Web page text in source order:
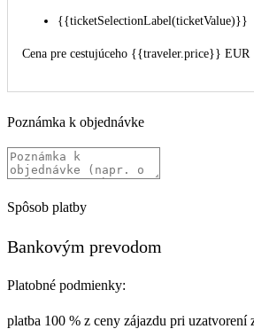
{{ticketSelectionLabel(ticketValue)}}
Cena pre cestujúceho {{traveler.price}} EUR
Poznámka k objednávke
Spôsob platby
Bankovým prevodom
Platobné podmienky:
platba 100 % z ceny zájazdu pri uzatvorení